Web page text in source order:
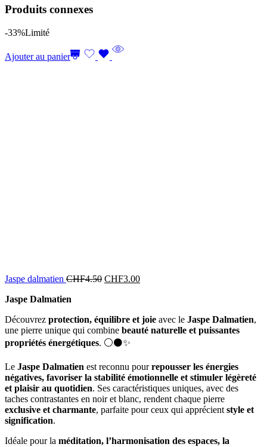
Produits connexes
-33%Limité
Ajouter au panier
Jaspe dalmatien CHF4.50 CHF3.00
Jaspe Dalmatien
Découvrez protection, équilibre et joie avec le Jaspe Dalmatien,
une pierre unique qui combine beauté naturelle et puissantes
propriétés énergétiques. ⚪⚫✨
Le Jaspe Dalmatien est reconnu pourrepousser les énergies
négatives, favoriser la stabilité émotionnelle et stimuler légèreté
et plaisir au quotidien. Ses caractéristiques uniques, avec des
taches contrastantes en noir et blanc, rendent chaque pierre
exclusive et charmante, parfaite pour ceux qui apprécient style et
signification.
Idéale pour la méditation, l’harmonisation des espaces, la